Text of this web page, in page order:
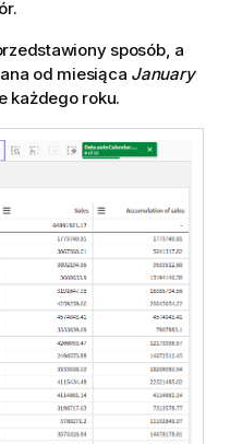
sposób, a
od miesiąca January
każdego roku.